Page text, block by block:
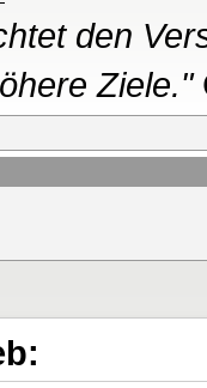
den
Ziele."